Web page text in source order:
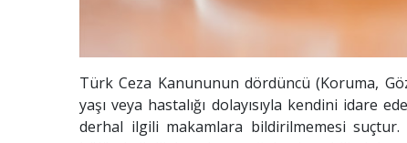
Türk Ceza Kanununun dördüncü (Koruma,
yaşı veya hastalığı dolayısıyla kendini idare
derhal ilgili makamlara bildirilmemesi